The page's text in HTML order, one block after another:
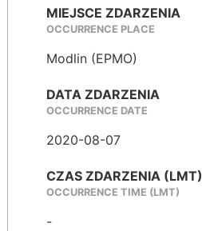
MIEJSCE ZDARZENIA
OCCURRENCE PLACE
Modlin (EPMO)
DATA ZDARZENIA
OCCURRENCE DATE
2020-08-07
CZAS ZDARZENIA (LMT)
OCCURRENCE TIME (LMT)
-